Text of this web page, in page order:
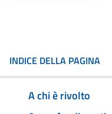
INDICE DELLA PAGINA
A chi è rivolto